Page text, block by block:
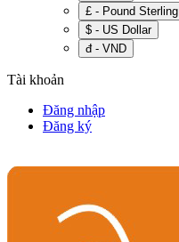
£ - Pound Sterling
$ - US Dollar
đ - VND
Tài khoản
Đăng nhập
Đăng ký